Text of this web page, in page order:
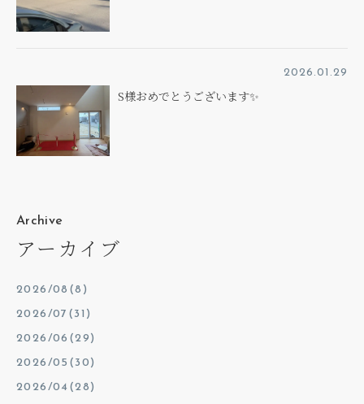
2026.01.29
S様おめでとうございます✨
Archive
アーカイブ
2026/08(8)
2026/07(31)
2026/06(29)
2026/05(30)
2026/04(28)